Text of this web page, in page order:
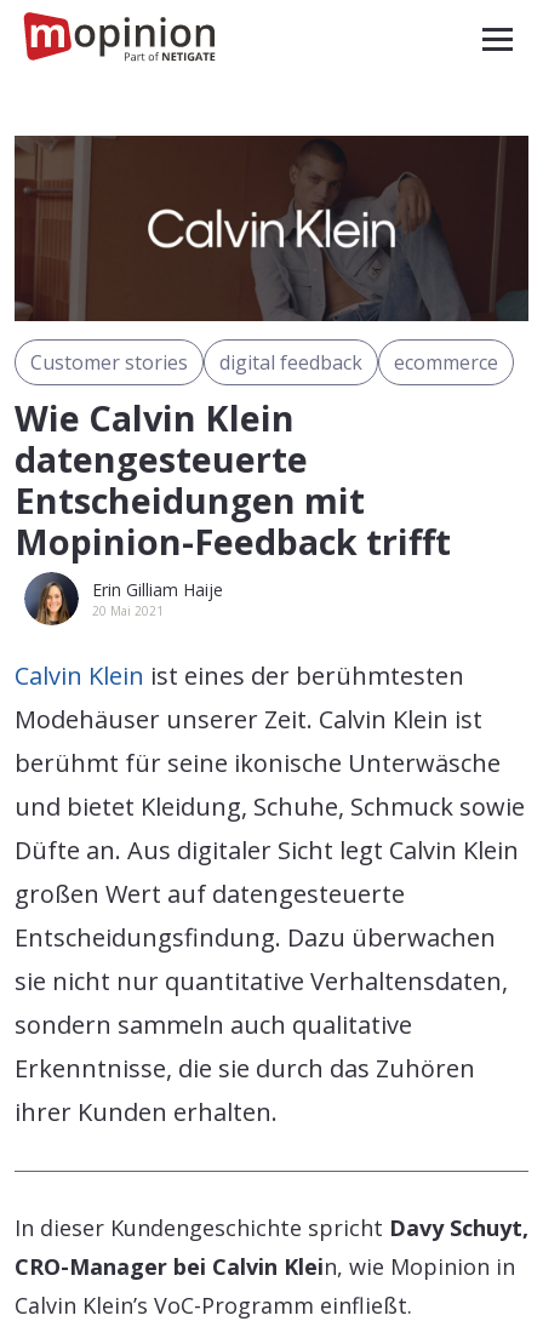
Customer stories digital feedback ecommerce
Wie Calvin Klein
datengesteuerte
Entscheidungen mit
Mopinion-Feedback trifft
Erin Gilliam Haije
20 Mai 2021
Calvin Klein ist eines der berühmtesten
Modehäuser unserer Zeit. Calvin Klein ist
berühmt für seine ikonische Unterwäsche
und bietet Kleidung, Schuhe, Schmuck sowie
Düfte an. Aus digitaler Sicht legt Calvin Klein
großen Wert auf datengesteuerte
Entscheidungsfindung. Dazu überwachen
sie nicht nur quantitative Verhaltensdaten,
sondern sammeln auch qualitative
Erkenntnisse, die sie durch das Zuhören
ihrer Kunden erhalten.
In dieser Kundengeschichte spricht Davy Schuyt,
CRO-Manager bei Calvin Klein, wie Mopinion in
Calvin Klein’s VoC-Programm einfließt.